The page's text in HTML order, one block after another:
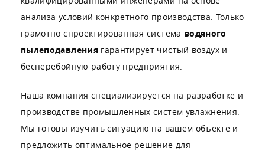
анализа условий конкретного производства. Только
грамотно спроектированная система водяного
пылеподавлениягарантирует чистый воздух и
бесперебойную работу предприятия.
Наша компания специализируется на разработке и
производстве промышленных систем увлажнения.
Мы готовы изучить ситуацию на вашем объекте и
предложить оптимальное решение для